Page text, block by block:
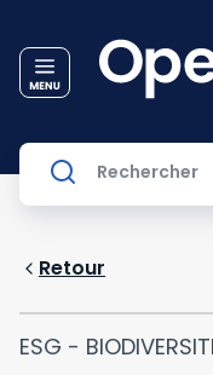
Retour
ESG -